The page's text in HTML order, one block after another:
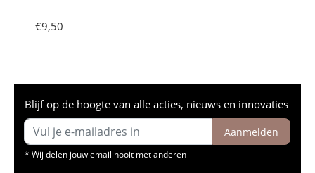
€9,50
Blijf op de hoogte van alle acties, nieuws en innovaties
Aanmelden
* Wij delen jouw email nooit met anderen